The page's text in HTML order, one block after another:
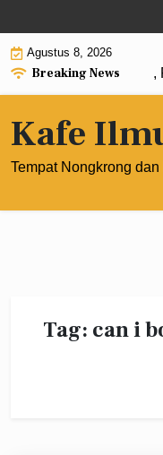
to
contentAgustus 8, 2026
Breaking News
0: Pengertian,
Kafe
Tempat Nongkrong
Tag: can i